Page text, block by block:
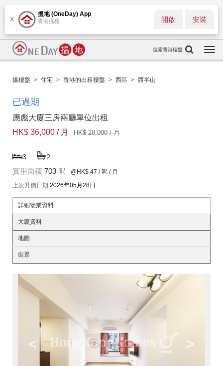
X
搵地 (OneDay) App
香港搵樓 安裝
開啟
搜索香港樓盤
搵樓盤 > 住宅 > 香港的出租樓盤 > 西區 > 西半山
已過期
應彪大廈三房兩廳單位出租
HK$ 36,000 / 月
HK$ 28,000 / 月
3 2
實用面積 703 呎 @HK$ 47 / 呎 / 月
上次升價日期 2026年05月28日
詳細物業資料
大廈資料
地圖
街景
< >